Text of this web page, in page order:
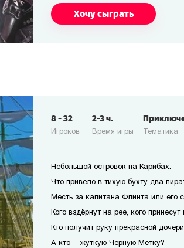
Хочу сыграть
Игроков
8-32
Время игры
2-3ч.
Тематика
Небольшой островок на Карибах.
Что привело в тихую бухту два
Месть за капитана Флинта или его
Кого вздёрнут на рее, кого
Кто получит руку прекрасной
А кто — жуткую Чёрную Метку?